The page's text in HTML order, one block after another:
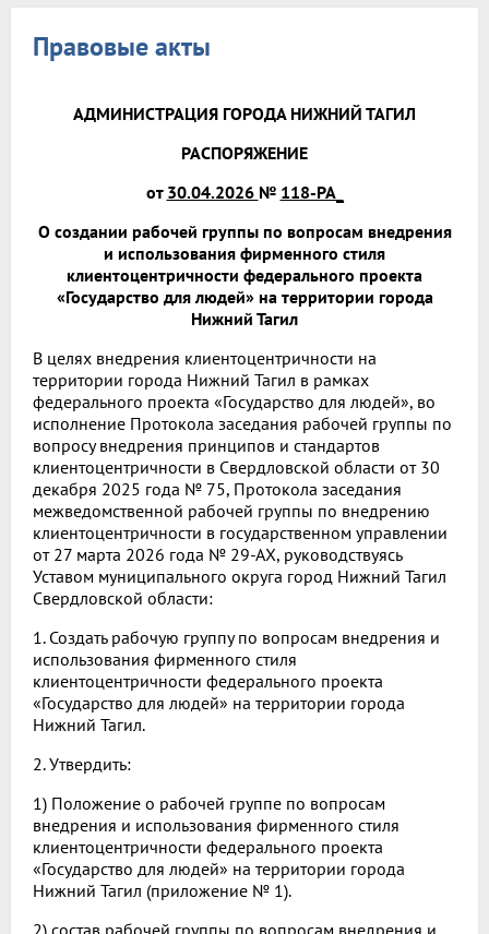
Правовые акты
АДМИНИСТРАЦИЯ ГОРОДА НИЖНИЙ ТАГИЛ
РАСПОРЯЖЕНИЕ
от 30.04.2026 № 118-РА_
О создании рабочей группы по вопросам внедрения
и использования фирменного стиля
клиентоцентричности федерального проекта
«Государство для людей» на территории города
Нижний Тагил
В целях внедрения клиентоцентричности на
территории города Нижний Тагил в рамках
федерального проекта «Государство для людей», во
исполнение Протокола заседания рабочей группы по
вопросу внедрения принципов и стандартов
клиентоцентричности в Свердловской области от 30
декабря 2025 года № 75, Протокола заседания
межведомственной рабочей группы по внедрению
клиентоцентричности в государственном управлении
от 27 марта 2026 года № 29-АХ, руководствуясь
Уставом муниципального округа город Нижний Тагил
Свердловской области:
1. Создать рабочую группу по вопросам внедрения и
использования фирменного стиля
клиентоцентричности федерального проекта
«Государство для людей» на территории города
Нижний Тагил.
2. Утвердить:
1) Положение о рабочей группе по вопросам
внедрения и использования фирменного стиля
клиентоцентричности федерального проекта
«Государство для людей» на территории города
Нижний Тагил (приложение № 1).